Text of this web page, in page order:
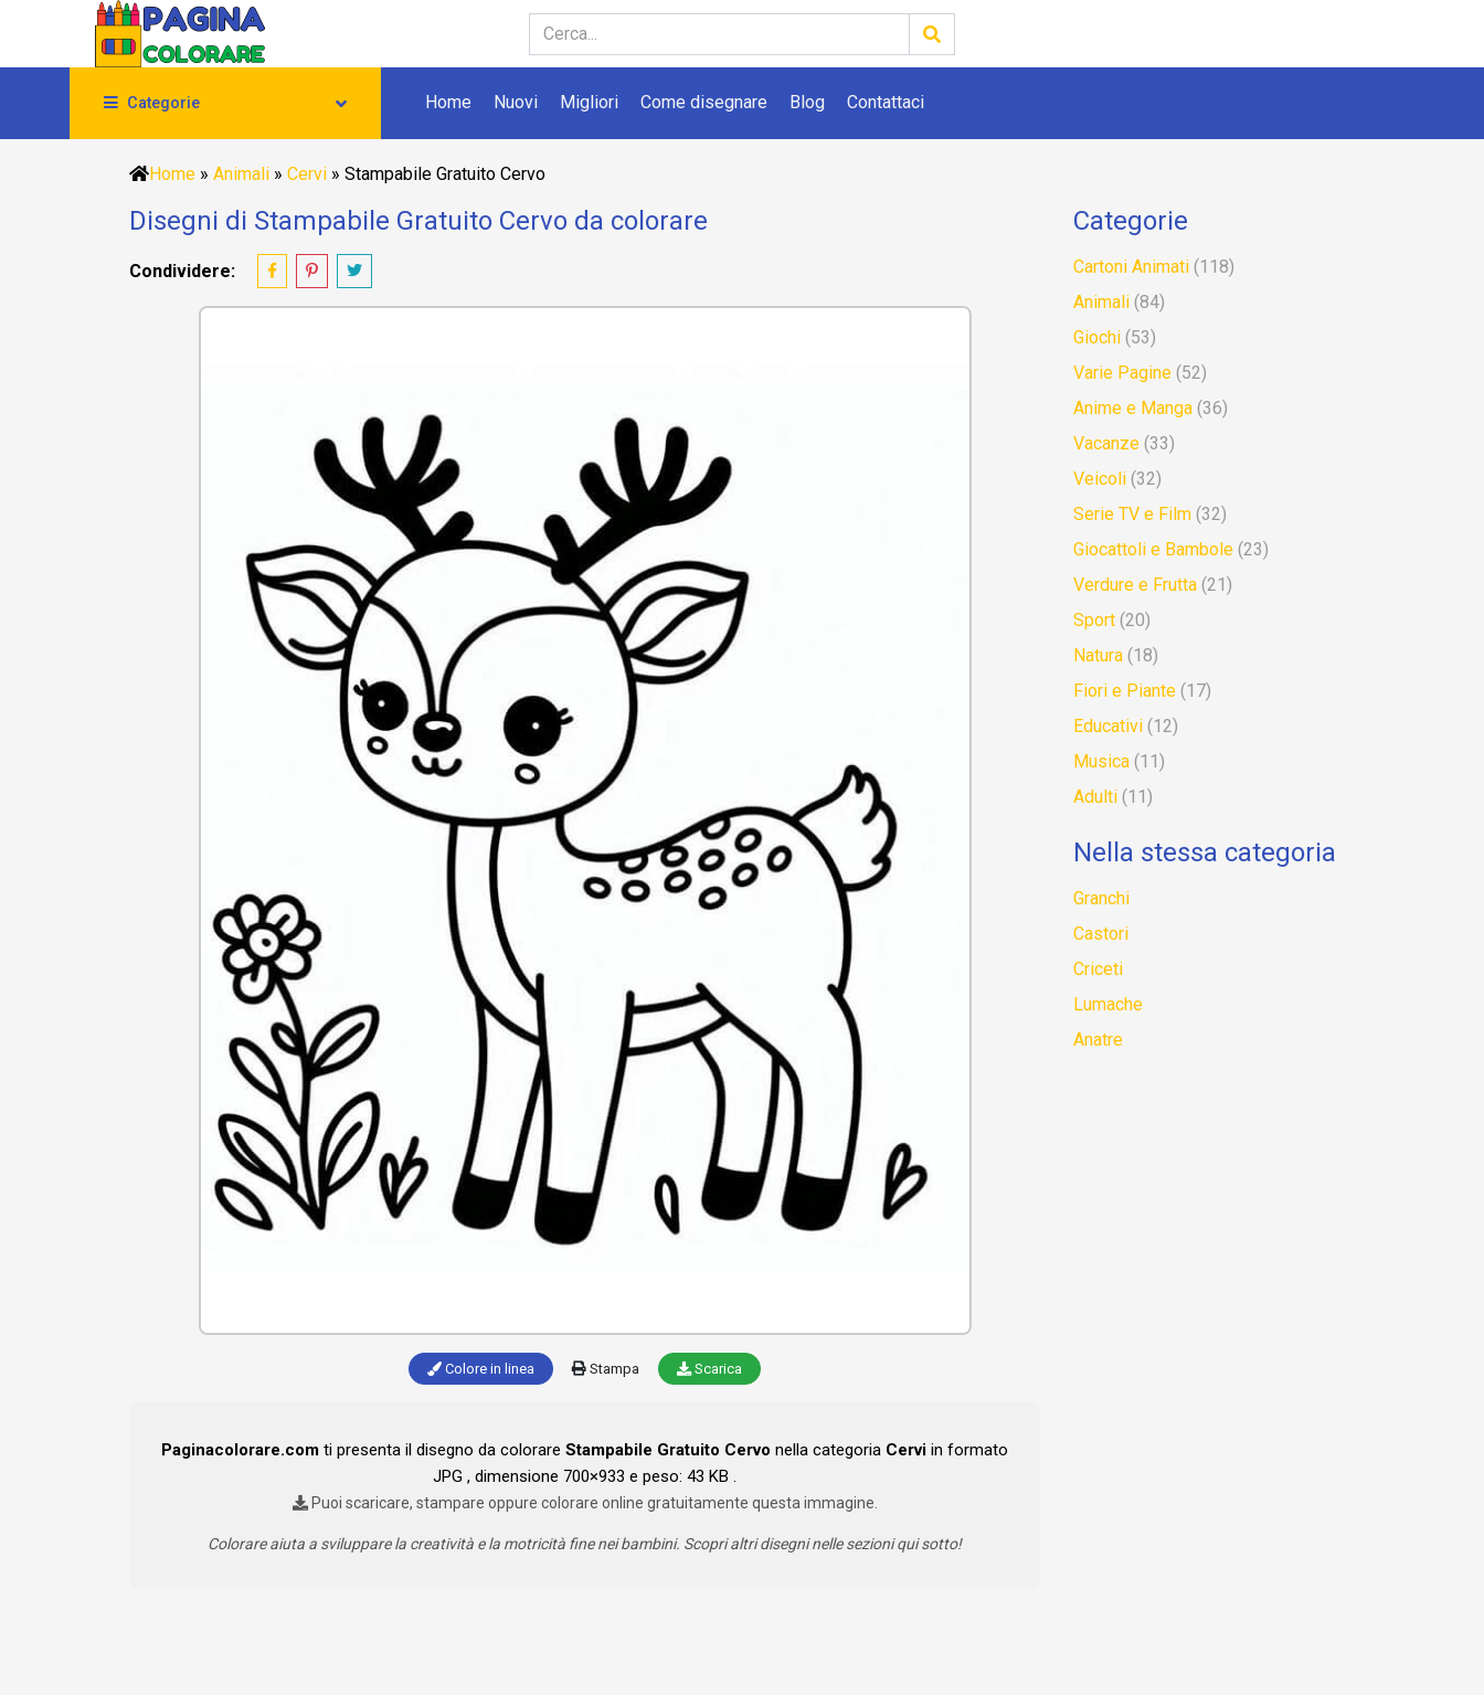
Categorie Home Nuovi Migliori Come disegnare Blog Contattaci
Home » Animali » Cervi » Stampabile Gratuito Cervo
Disegni di Stampabile Gratuito Cervo da colorare
Condividere:
Colore in linea Stampa Scarica
Paginacolorare.com ti presenta il disegno da colorare Stampabile Gratuito Cervo nella categoria Cervi in formato
JPG , dimensione 700×933 e peso: 43 KB .
Puoi scaricare, stampare oppure colorare online gratuitamente questa immagine.
Colorare aiuta a sviluppare la creatività e la motricità fine nei bambini. Scopri altri disegni nelle sezioni qui sotto!
Categorie
Cartoni Animati (118)
Animali (84)
Giochi (53)
Varie Pagine (52)
Anime e Manga (36)
Vacanze (33)
Veicoli (32)
Serie TV e Film (32)
Giocattoli e Bambole (23)
Verdure e Frutta (21)
Sport (20)
Natura (18)
Fiori e Piante (17)
Educativi (12)
Musica (11)
Adulti (11)
Nella stessa categoria
Granchi
Castori
Criceti
Lumache
Anatre